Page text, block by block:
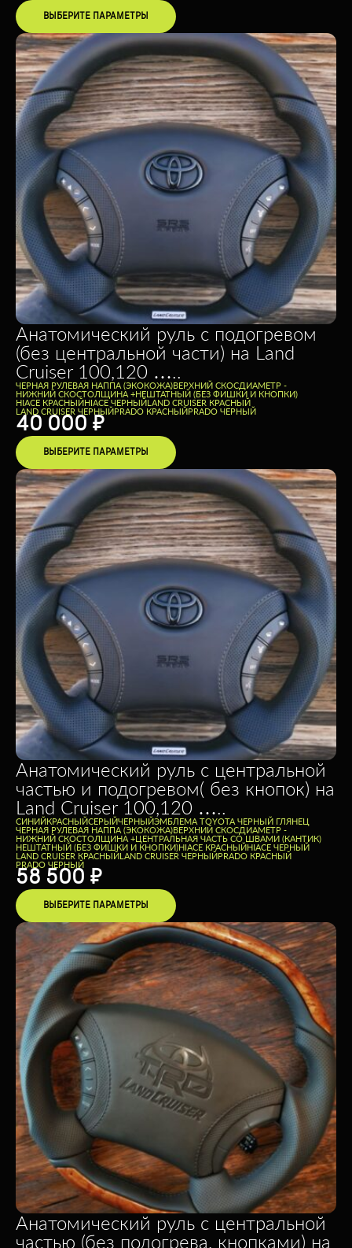
ВЫБЕРИТЕ ПАРАМЕТРЫ
Анатомический руль с подогревом
(без центральной части) на Land
Cruiser 100,120 …..
ЧЕРНАЯ РУЛЕВАЯ НАППА (ЭКОКОЖА)ВЕРХНИЙ СКОСДИАМЕТР -
НИЖНИЙ СКОСТОЛЩИНА +НЕШТАТНЫЙ (БЕЗ ФИШКИ И КНОПКИ)
HIACE КРАСНЫЙHIACE ЧЕРНЫЙLAND CRUISER КРАСНЫЙ
LAND CRUISER ЧЕРНЫЙPRADO КРАСНЫЙPRADO ЧЕРНЫЙ
40 000 ₽
ВЫБЕРИТЕ ПАРАМЕТРЫ
Анатомический руль с центральной
частью и подогревом( без кнопок) на
Land Cruiser 100,120 …..
CИНИЙКРАСНЫЙСЕРЫЙЧЕРНЫЙЭМБЛЕМА TOYOTA ЧЕРНЫЙ ГЛЯНЕЦ
ЧЕРНАЯ РУЛЕВАЯ НАППА (ЭКОКОЖА)ВЕРХНИЙ СКОСДИАМЕТР -
НИЖНИЙ СКОСТОЛЩИНА +ЦЕНТРАЛЬНАЯ ЧАСТЬ СО ШВАМИ (КАНТИК)
НЕШТАТНЫЙ (БЕЗ ФИШКИ И КНОПКИ)HIACE КРАСНЫЙHIACE ЧЕРНЫЙ
LAND CRUISER КРАСНЫЙLAND CRUISER ЧЕРНЫЙPRADO КРАСНЫЙ
PRADO ЧЕРНЫЙ
58 500 ₽
ВЫБЕРИТЕ ПАРАМЕТРЫ
Анатомический руль с центральной
частью (без подогрева, кнопками) на